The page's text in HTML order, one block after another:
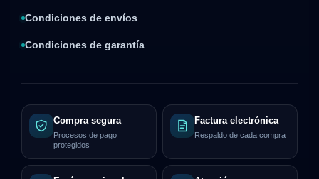
Condiciones de envíos
Condiciones de garantía
Compra segura
Procesos de pago
protegidos
Factura electrónica
Respaldo de cada compra